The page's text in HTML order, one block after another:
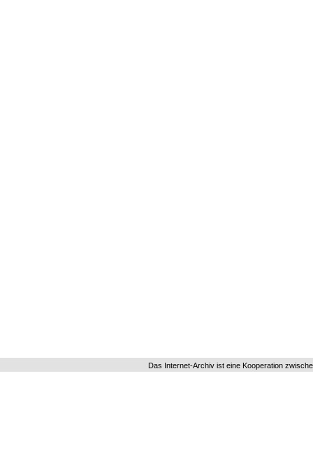
Das Internet-Archiv ist eine Kooperation